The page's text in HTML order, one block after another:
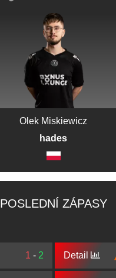
Olek Miskiewicz
hades
POSLEDNÍ ZÁPASY
1 - 2 Detail